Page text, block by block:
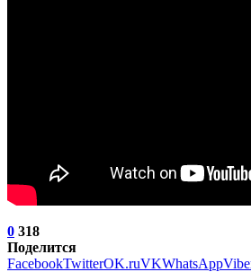
0 318
Поделится
FacebookTwitterOK.ruVKWhatsApp